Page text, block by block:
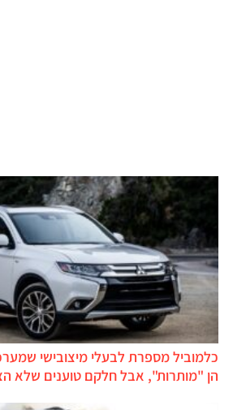
כלמוביל מספרת לבעלי מיצובישי
הן "מותרות", אבל חלקם טוענים שלא